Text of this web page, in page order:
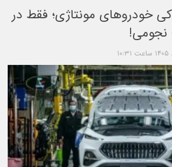
خودروهای مونتاژی؛ فقط در
نجومی!